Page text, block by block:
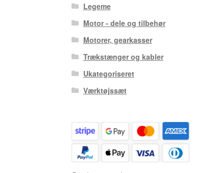
Legeme
Motor - dele og tilbehør
Motorer, gearkasser
Trækstænger og kabler
Ukategoriseret
Værktøjssæt